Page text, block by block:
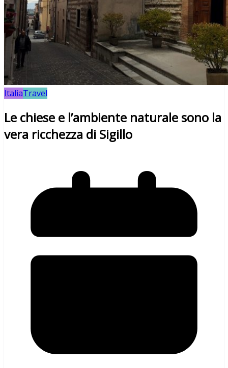
ItaliaTravel
Le chiese e l’ambiente naturale sono la
vera ricchezza di Sigillo